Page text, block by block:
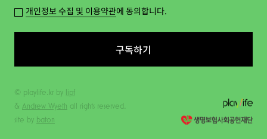
개인정보 수집 및 이용약관에 동의합니다.
구독하기
© playlife.kr by lipf
& Andrew Wyeth all rights reserved.
site by baton